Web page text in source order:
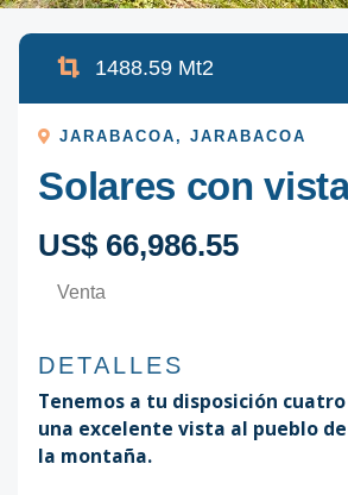
1488.59 Mt2
JARABACOA ,JARABACOA
Solares con
US$ 66,986.55
Venta
DETALLES
Tenemos a tu disposición
una excelente vista al pueblo de
la montaña.